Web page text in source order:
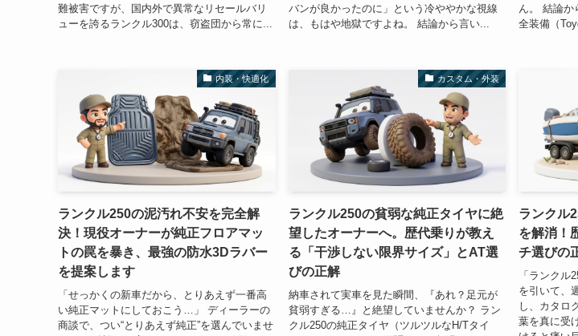
難被害ですが、国内外で異常なリセールバリ
ューを誇るランクル300は、窃盗団から常に...
バンが良かったのに」という冷ややかな視線
は、もはや地獄ですよね。 結論から言い...
ん。 結論
全装備（
内装・快適化
ランクル250の泥汚れ不安を完全解
決！現役オーナーが純正フロアマッ
トの罠を暴き、最強の防水3Dラバー
を提案します
「せっかくの新車だから、とりあえず一番高
い純正マットにしておこう…」 ディーラーの
商談で、つい“とりあえず純正”を選んでいませ
カスタム・外装
ランクル250の貧弱な純正タイヤに絶
望したオーナーへ。歴代乗りが教え
る「干渉しない限界サイズ」とAT選
びの正解
納車されて実車を見た瞬間、『あれ？足元が
貧弱すぎる…』と絶望していませんか？ ラン
クル250の純正タイヤ（ツルツルなH/Tタイ
ランクル
を解消！
チ選びの
「ランクル
を引いて、
し、カタロ
葉を真に受